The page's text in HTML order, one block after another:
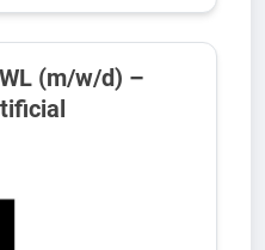
(m/w/d) –